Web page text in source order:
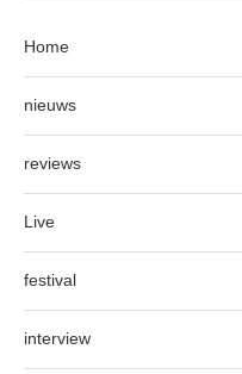
Home
nieuws
reviews
Live
festival
interview